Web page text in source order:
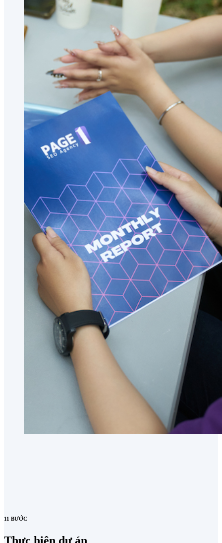
11 BƯỚC
Thực hiện dự án